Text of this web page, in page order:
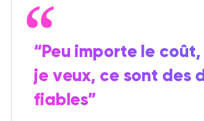
“Peu importe le
je veux, ce sont des
fiables”